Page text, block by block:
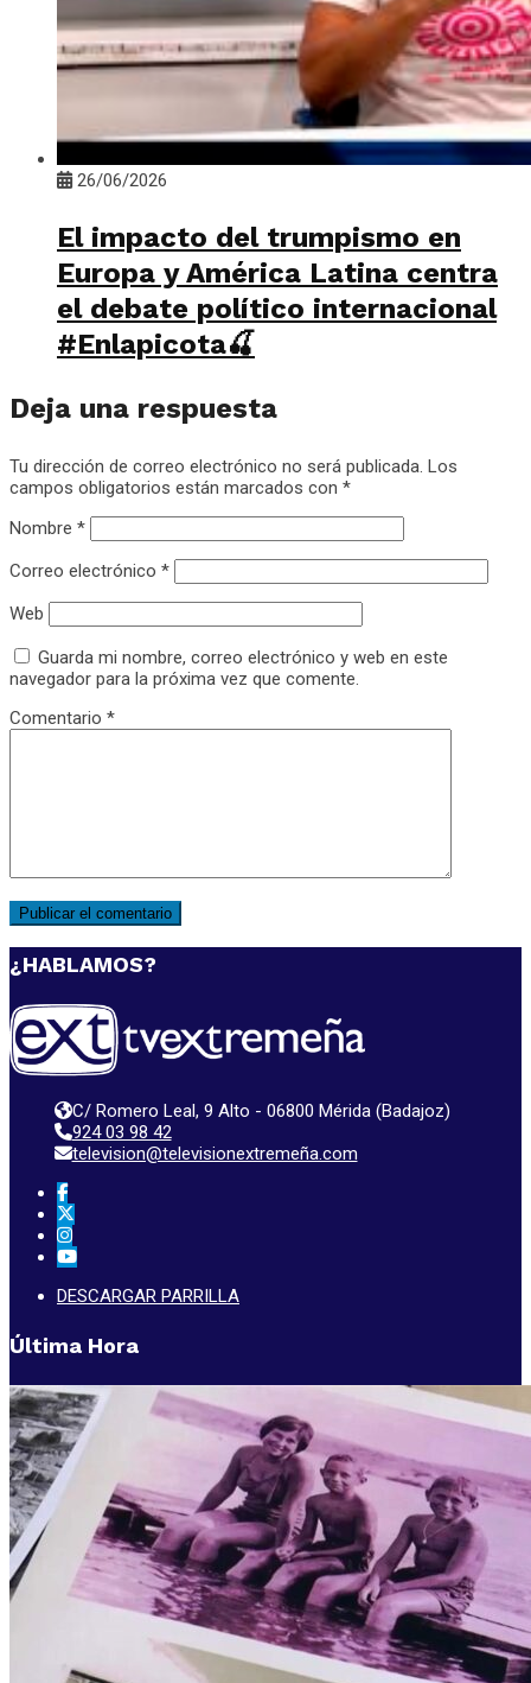
26/06/2026
El impacto del trumpismo en
Europa y América Latina centra
el debate político internacional
#Enlapicota🍒
Deja una respuesta
Tu dirección de correo electrónico no será publicada. Los
campos obligatorios están marcados con *
Nombre *
Correo electrónico *
Web
Guarda mi nombre, correo electrónico y web en este
navegador para la próxima vez que comente.
Comentario *
¿HABLAMOS?
C/ Romero Leal, 9 Alto - 06800 Mérida (Badajoz)
924 03 98 42
television@televisionextremeña.com
DESCARGAR PARRILLA
Última Hora